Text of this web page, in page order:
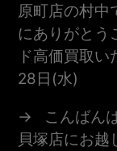
原町店の村中
にありがとう
ド高価買取
28日(水)
こんばん
貝塚店にお越